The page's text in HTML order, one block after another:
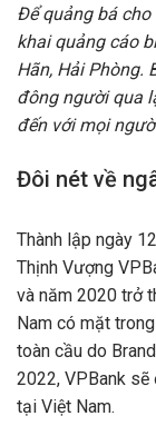
Để quảng bá
khai quảng cáo
Hãn, Hải Phòng.
đông người qua
đến với mọi
Đôi nét về
Thành lập ngày
Thịnh Vượng
và năm 2020 trở
Nam có mặt
toàn cầu do
2022, VPBank sẽ
tại Việt Nam.